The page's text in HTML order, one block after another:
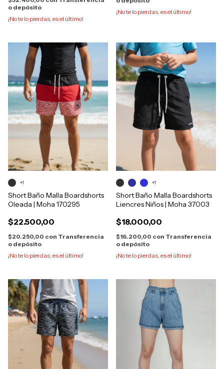
o depósito
¡No te lo pierdas, es el último!
¡No te lo pierdas, es el último!
Short Baño Malla Boardshorts
Oleada | Moha 170295
$22.500,00
$20.250,00 con Transferencia
o depósito
¡No te lo pierdas, es el último!
+1
Short Baño Malla Boardshorts
Liencres Niños | Moha 37003
$18.000,00
$16.200,00 con Transferencia
o depósito
¡No te lo pierdas, es el último!
+1